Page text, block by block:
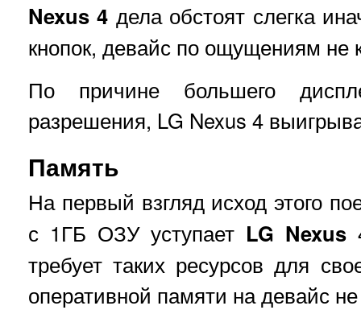
Nexus 4 дела обстоят слегка
кнопок, девайс по ощущениям не
По причине большего
разрешения, LG Nexus 4
Память
На первый взгляд исход этого
с 1ГБ ОЗУ уступает LG Nexus
требует таких ресурсов для
оперативной памяти на девайс